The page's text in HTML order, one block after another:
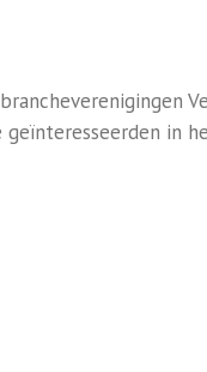
in